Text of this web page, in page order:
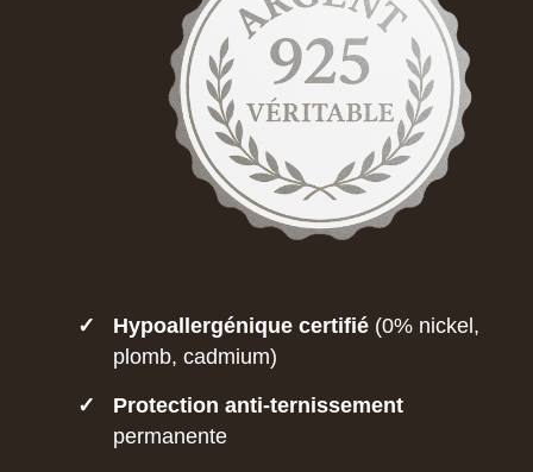
✓ Hypoallergénique certifié(0% nickel,
plomb, cadmium)
✓
Protection anti-ternissement
permanente